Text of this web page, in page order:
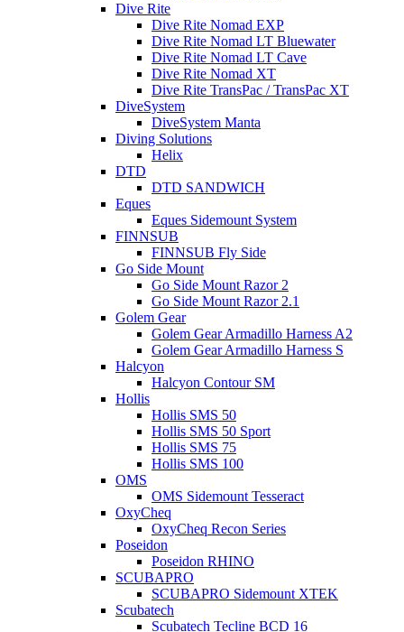
Dive Rite
Dive Rite Nomad EXP
Dive Rite Nomad LT Bluewater
Dive Rite Nomad LT Cave
Dive Rite Nomad XT
Dive Rite TransPac / TransPac XT
DiveSystem
DiveSystem Manta
Diving Solutions
Helix
DTD
DTD SANDWICH
Eques
Eques Sidemount System
FINNSUB
FINNSUB Fly Side
Go Side Mount
Go Side Mount Razor 2
Go Side Mount Razor 2.1
Golem Gear
Golem Gear Armadillo Harness A2
Golem Gear Armadillo Harness S
Halcyon
Halcyon Contour SM
Hollis
Hollis SMS 50
Hollis SMS 50 Sport
Hollis SMS 75
Hollis SMS 100
OMS
OMS Sidemount Tesseract
OxyCheq
OxyCheq Recon Series
Poseidon
Poseidon RHINO
SCUBAPRO
SCUBAPRO Sidemount XTEK
Scubatech
Scubatech Tecline BCD 16